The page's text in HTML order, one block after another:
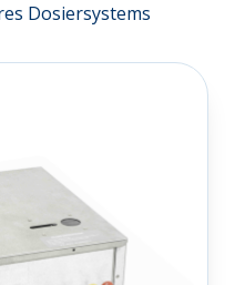
Dosiersystems